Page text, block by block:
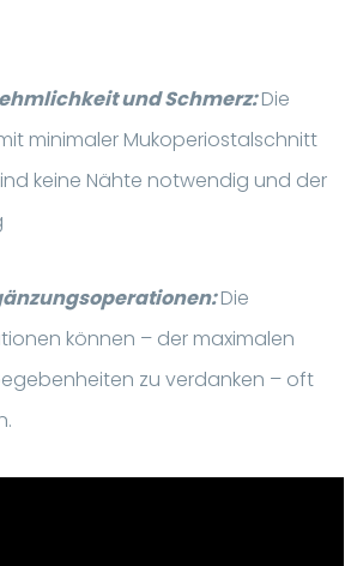
und Schmerz:Die
minimaler Mukoperiostalschnitt
keine Nähte notwendig und der
Die
können – der maximalen
zu verdanken – oft